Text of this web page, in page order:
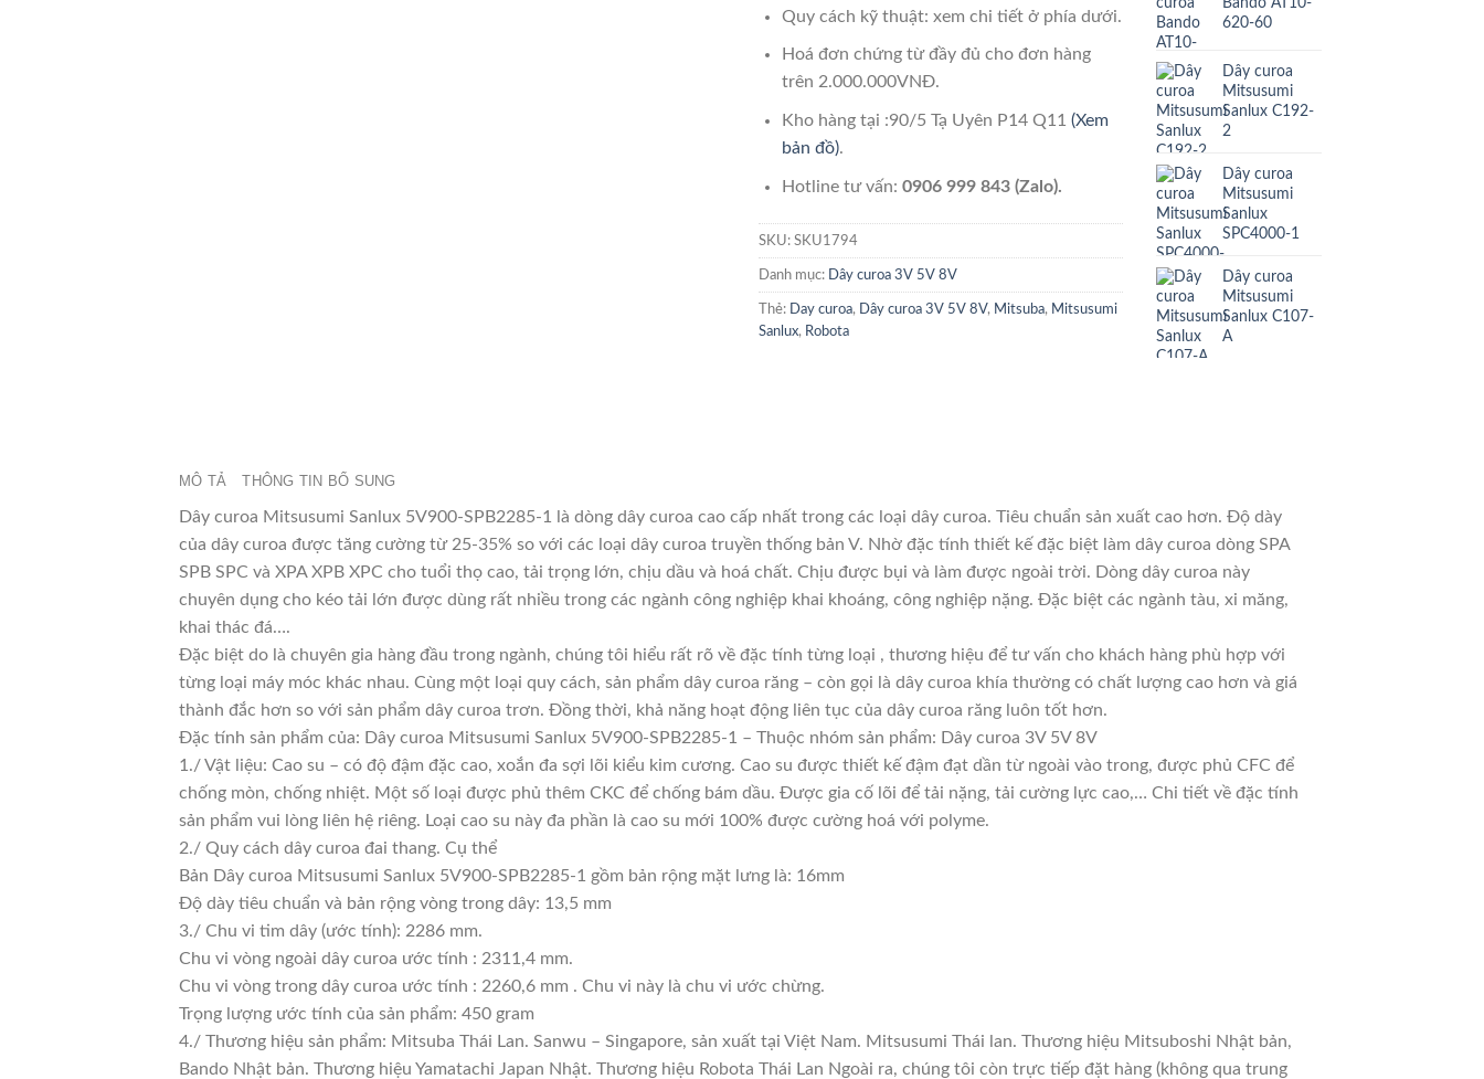
Quy cách kỹ thuật: xem chi tiết ở phía dưới.
Hoá đơn chứng từ đầy đủ cho đơn hàng
trên 2.000.000VNĐ.
Kho hàng tại :90/5 Tạ Uyên P14 Q11 (Xem
bản đồ).
Hotline tư vấn: 0906 999 843 (Zalo).
SKU: SKU1794
Danh mục: Dây curoa 3V 5V 8V
Thẻ: Day curoa, Dây curoa 3V 5V 8V, Mitsuba, Mitsusumi
Sanlux, Robota
620-60
Dây curoa
Mitsusumi
Sanlux C192-
2
Dây curoa
Mitsusumi
Sanlux
SPC4000-1
Dây curoa
Mitsusumi
Sanlux C107-
A
MÔ TẢ THÔNG TIN BỔ SUNG
Dây curoa Mitsusumi Sanlux 5V900-SPB2285-1 là dòng dây curoa cao cấp nhất trong các loại dây curoa. Tiêu chuẩn sản xuất cao hơn. Độ dày
của dây curoa được tăng cường từ 25-35% so với các loại dây curoa truyền thống bản V. Nhờ đặc tính thiết kế đặc biệt làm dây curoa dòng SPA
SPB SPC và XPA XPB XPC cho tuổi thọ cao, tải trọng lớn, chịu dầu và hoá chất. Chịu được bụi và làm được ngoài trời. Dòng dây curoa này
chuyên dụng cho kéo tải lớn được dùng rất nhiều trong các ngành công nghiệp khai khoáng, công nghiệp nặng. Đặc biệt các ngành tàu, xi măng,
khai thác đá….
Đặc biệt do là chuyên gia hàng đầu trong ngành, chúng tôi hiểu rất rõ về đặc tính từng loại , thương hiệu để tư vấn cho khách hàng phù hợp với
từng loại máy móc khác nhau. Cùng một loại quy cách, sản phẩm dây curoa răng – còn gọi là dây curoa khía thường có chất lượng cao hơn và giá
thành đắc hơn so với sản phẩm dây curoa trơn. Đồng thời, khả năng hoạt động liên tục của dây curoa răng luôn tốt hơn.
Đặc tính sản phẩm của: Dây curoa Mitsusumi Sanlux 5V900-SPB2285-1 – Thuộc nhóm sản phẩm: Dây curoa 3V 5V 8V
1./ Vật liệu: Cao su – có độ đậm đặc cao, xoắn đa sợi lõi kiểu kim cương. Cao su được thiết kế đậm đạt dần từ ngoài vào trong, được phủ CFC để
chống mòn, chống nhiệt. Một số loại được phủ thêm CKC để chống bám dầu. Được gia cố lõi để tải nặng, tải cường lực cao,… Chi tiết về đặc tính
sản phẩm vui lòng liên hệ riêng. Loại cao su này đa phần là cao su mới 100% được cường hoá với polyme.
2./ Quy cách dây curoa đai thang. Cụ thể
Bản Dây curoa Mitsusumi Sanlux 5V900-SPB2285-1 gồm bản rộng mặt lưng là: 16mm
Độ dày tiêu chuẩn và bản rộng vòng trong dây: 13,5 mm
3./ Chu vi tim dây (ước tính): 2286 mm.
Chu vi vòng ngoài dây curoa ước tính : 2311,4 mm.
Chu vi vòng trong dây curoa ước tính : 2260,6 mm . Chu vi này là chu vi ước chừng.
Trọng lượng ước tính của sản phẩm: 450 gram
4./ Thương hiệu sản phẩm: Mitsuba Thái Lan. Sanwu – Singapore, sản xuất tại Việt Nam. Mitsusumi Thái lan. Thương hiệu Mitsuboshi Nhật bản,
Bando Nhật bản. Thương hiệu Yamatachi Japan Nhật. Thương hiệu Robota Thái Lan Ngoài ra, chúng tôi còn trực tiếp đặt hàng (không qua trung